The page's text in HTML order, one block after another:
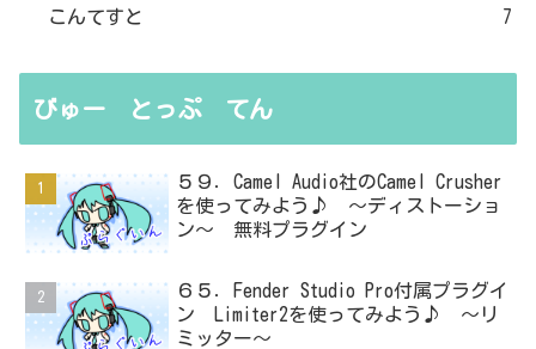
こんてすと 7
びゅー とっぷ てん
５９．Camel Audio社のCamel Crusher
を使ってみよう♪ ～ディストーショ
ン～ 無料プラグイン
６５．Fender Studio Pro付属プラグイ
ン Limiter2を使ってみよう♪ ～リ
ミッター～